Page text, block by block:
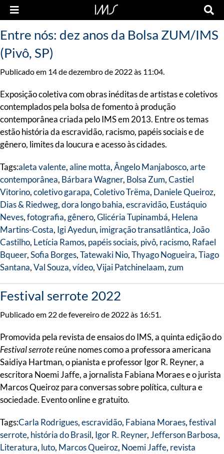
Entre nós: dez anos da Bolsa ZUM/IMS
(Pivô, SP)
Publicado em 14 de dezembro de 2022 às 11:04.
Exposição coletiva com obras inéditas de artistas e coletivos
contemplados pela bolsa de fomento à produção
contemporânea criada pelo IMS em 2013. Entre os temas
estão história da escravidão, racismo, papéis sociais e de
gênero, limites da loucura e acesso às cidades.
Tags:aleta valente,aline motta,Ângelo Manjabosco,arte
contemporânea, Bárbara Wagner, Bolsa Zum,Castiel
Vitorino,coletivo garapa,Coletivo Trëma, Daniele Queiroz,
Dias & Riedweg,dora longo bahia,escravidão, Eustáquio
Neves,fotografia, gênero,Glicéria Tupinambá, Helena
Martins-Costa, Igi Ayedun, imigração transatlântica, João
Castilho, Letícia Ramos, papéis sociais, pivô, racismo, Rafael
Bqueer,Sofia Borges,Tatewaki Nio,Thyago Nogueira,Tiago
Santana,Val Souza,vídeo,Vijai Patchinelaam,zum
Festival serrote 2022
Publicado em 22 de fevereiro de 2022 às 16:51.
Promovida pela revista de ensaios do IMS, a quinta edição do
Festival serrotereúne nomes como a professora americana
Saidiya Hartman, o pianista e professor Igor R. Reyner, a
escritora Noemi Jaffe, a jornalista Fabiana Moraes e o jurista
Marcos Queiroz para conversas sobre política, cultura e
sociedade. Evento online e gratuito.
Tags:Carla Rodrigues,escravidão, Fabiana Moraes,festival
serrote, história do Brasil, Igor R. Reyner, Jefferson Barbosa,
Literatura, luto, Marcos Queiroz, Noemi Jaffe, revista